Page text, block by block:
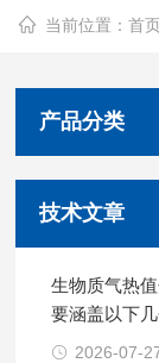
当前位置：首
产品分类
技术文章
生物质气热
要涵盖以下
2026-07-